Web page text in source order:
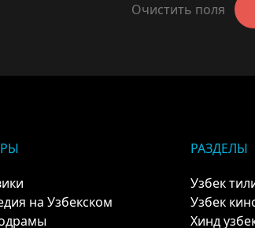
Очистить поля
на Узбекском
РАЗДЕЛЫ
Узбек
Узбек
Хинд